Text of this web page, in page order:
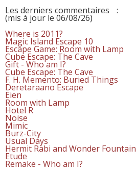
Les derniers commentaires
:
(mis à jour le 06/08/26)
Where is 2011?
Magic Island Escape 10
Escape Game: Room with Lamp
Cube Escape: The Cave
Gift - Who am I?
Cube Escape: The Cave
F. H. Memento: Buried Things
Deretaraano Escape
Eien
Room with Lamp
Hotel R
Noise
Mimic
Burz-City
Usual Days
Hermit Rabi and Wonder Fountain
Etude
Remake - Who am I?